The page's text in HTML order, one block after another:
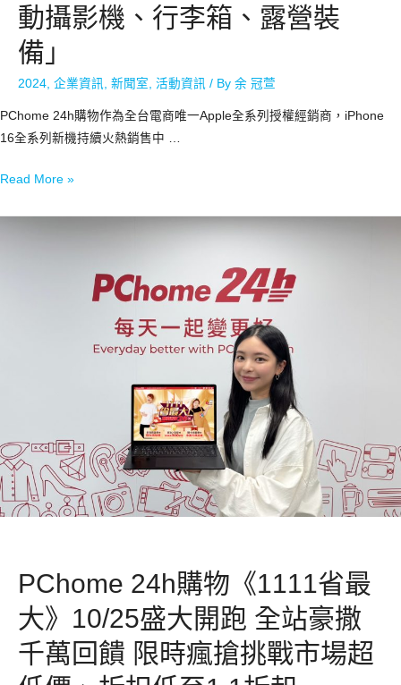
動攝影機、行李箱、露營裝
備」
2024 企業資訊 新聞室 活動資訊 / By 余 冠萱
PChome 24h購物作為全台電商唯一Apple全系列授權經銷商，iPhone
16全系列新機持續火熱銷售中 …
Read More »
PChome 24h購物《1111省最
大》10/25盛大開跑 全站豪撒
千萬回饋 限時瘋搶挑戰市場超